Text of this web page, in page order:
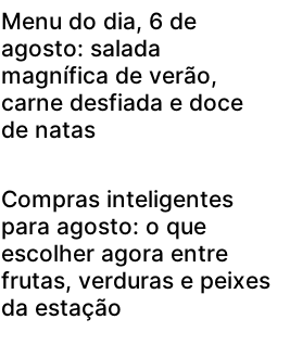
Menu do dia, 6 de
agosto: salada
magnífica de verão,
carne desfiada e doce
de natas
Compras inteligentes
para agosto: o que
escolher agora entre
frutas, verduras e peixes
da estação